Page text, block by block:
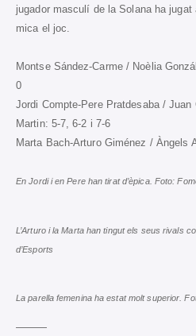
jugador masculí de la Solana ha
mica el joc.
Montse Sández-Carme / Noèlia
0
Jordi Compte-Pere Pratdesaba /
Martin: 5-7, 6-2 i 7-6
Marta Bach-Arturo Giménez / Àngels
En Jordi i en Pere han tirat d’èpica. Foto:
L’Arturo i la Marta han tingut els seus rivals
d’Esports
La parella femenina ha estat molt superior.
———